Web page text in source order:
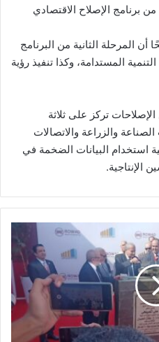
برنامج الإصلاح الاقتصادي
أن المرحلة الثانية من البرنامج
المستدامة، وكذا تنفيذ رؤية
تركز على ثلاثة
والزراعة والاتصالات
استخدام البيانات الضخمة في